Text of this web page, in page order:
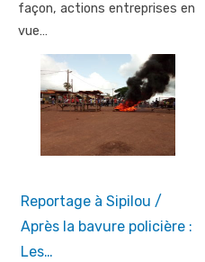
façon, actions entreprises en
vue…
Reportage à Sipilou /
Après la bavure policière :
Les…